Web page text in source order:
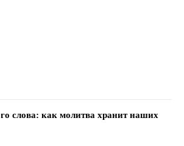
слова: как молитва хранит наших